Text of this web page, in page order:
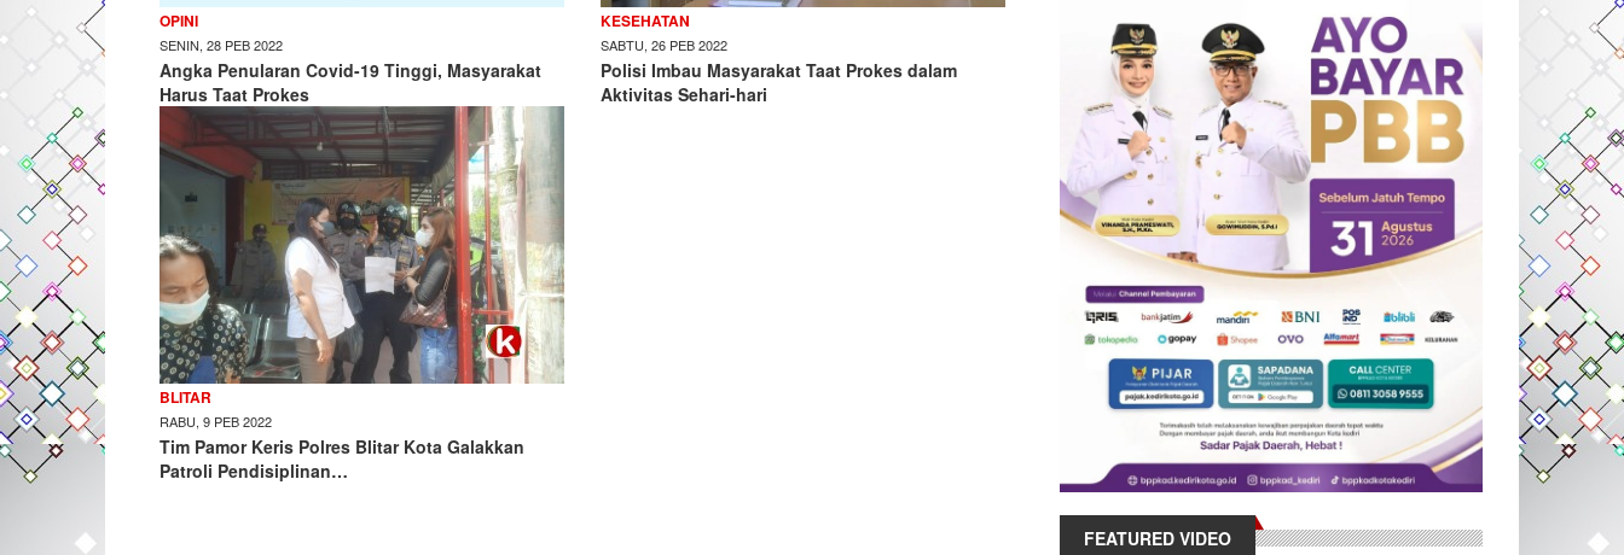
OPINI
SENIN, 28 PEB 2022
Angka Penularan Covid-19 Tinggi, Masyarakat
Harus Taat Prokes
KESEHATAN
SABTU, 26 PEB 2022
Polisi Imbau Masyarakat Taat Prokes dalam
Aktivitas Sehari-hari
BLITAR
RABU, 9 PEB 2022
Tim Pamor Keris Polres Blitar Kota Galakkan
Patroli Pendisiplinan…
FEATURED VIDEO